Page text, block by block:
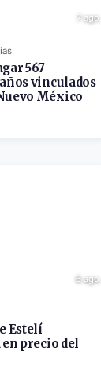
7 ago.
567
vinculados
México
6 ago.
Estelí
precio del